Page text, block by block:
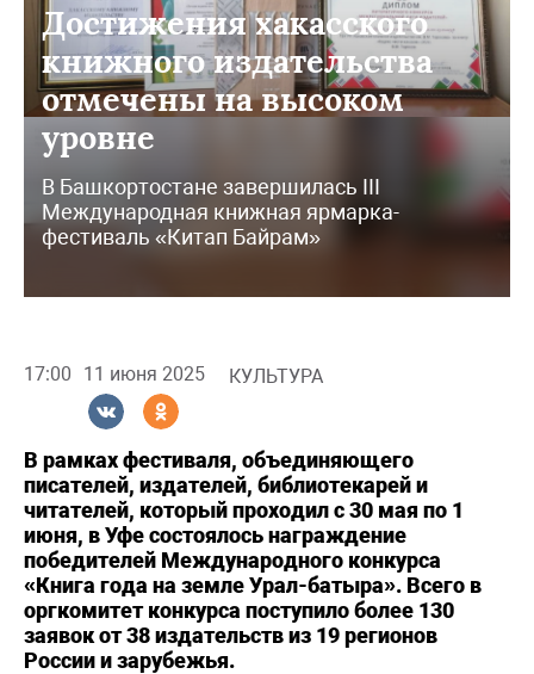
Достижения хакасского
книжного издательства
отмечены на высоком
уровне
В Башкортостане завершилась III
Международная книжная ярмарка-
фестиваль «Китап Байрам»
17:00 11 июня 2025 КУЛЬТУРА
В рамках фестиваля, объединяющего
писателей, издателей, библиотекарей и
читателей, который проходил с 30 мая по 1
июня, в Уфе состоялось награждение
победителей Международного конкурса
«Книга года на земле Урал-батыра». Всего в
оргкомитет конкурса поступило более 130
заявок от 38 издательств из 19 регионов
России и зарубежья.